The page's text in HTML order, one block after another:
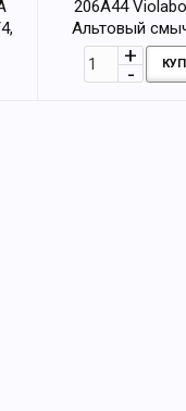
206A44
Альтовый